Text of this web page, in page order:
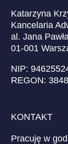
Katarzyna
Kancelaria
al. Jana
01-001
NIP:
REGON:
KONTAKT
Pracuję w